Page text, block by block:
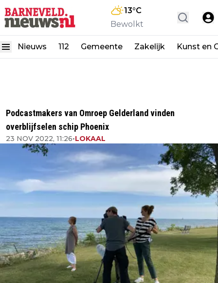
13°C
Bewolkt
Nieuws 112 Gemeente Zakelijk Kunst en
Podcastmakers van Omroep Gelderland vinden
overblijfselen schip Phoenix
23 NOV 2022, 11:26•LOKAAL